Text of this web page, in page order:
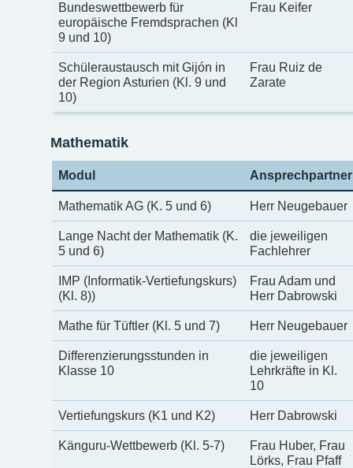
Bundeswettbewerb für
europäische Fremdsprachen (Kl
9 und 10)
Frau Keifer
Schüleraustausch mit Gijón in
der Region Asturien (Kl. 9 und
10)
Frau Ruiz de
Zarate
Mathematik
Modul Ansprechpartner
Mathematik AG (K. 5 und 6) Herr Neugebauer
Lange Nacht der Mathematik (K.
5 und 6)
die jeweiligen
Fachlehrer
IMP (Informatik-Vertiefungskurs)
(Kl. 8))
Frau Adam und
Herr Dabrowski
Mathe für Tüftler (Kl. 5 und 7) Herr Neugebauer
Differenzierungsstunden in
Klasse 10
die jeweiligen
Lehrkräfte in Kl.
10
Vertiefungskurs (K1 und K2) Herr Dabrowski
Känguru-Wettbewerb (Kl. 5-7)
Frau Huber, Frau
Lörks, Frau Pfaff